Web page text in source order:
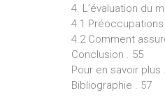
4. L’évaluation du
4.1
4.2 Comment
Conclusion . 55
Pour en savoir plus
Bibliographie . 57